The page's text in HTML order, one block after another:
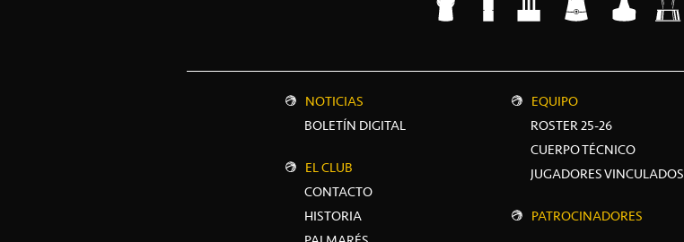
NOTICIAS
BOLETÍN DIGITAL
EL CLUB
CONTACTO
HISTORIA
EQUIPO
ROSTER 25-26
CUERPO TÉCNICO
JUGADORES VINCULADOS
PATROCINADORES